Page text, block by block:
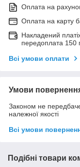
Оплата на
Оплата на карту
Накладений
передоплата 150
Всі умови оплати
Умови
Законом не
належної якості
Всі умови
Подібні товари